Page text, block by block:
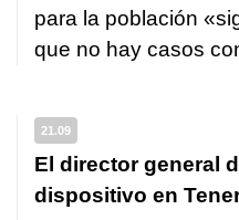
para la población
que no hay casos
21.09
El director general
dispositivo en